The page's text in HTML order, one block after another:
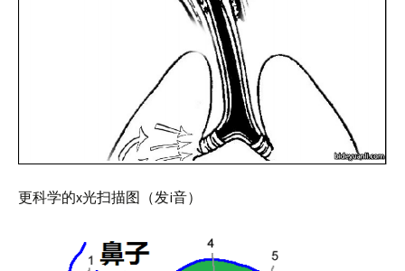
更科学的x光扫描图（发i音）